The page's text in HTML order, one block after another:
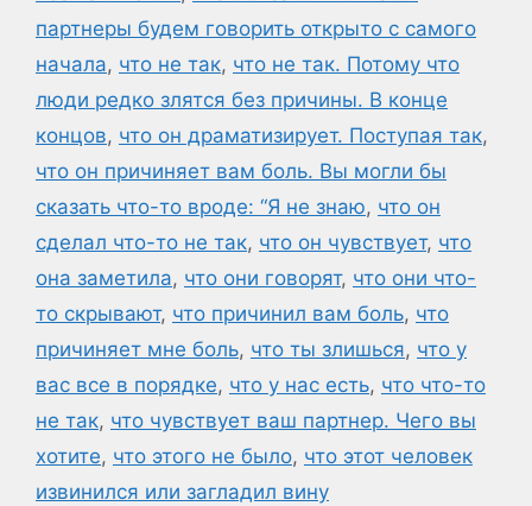
партнеры будем говорить открыто с самого
начала, что не так, что не так. Потому что
люди редко злятся без причины. В конце
концов, что он драматизирует. Поступая так,
что он причиняет вам боль. Вы могли бы
сказать что-то вроде: “Я не знаю, что он
сделал что-то не так, что он чувствует, что
она заметила, что они говорят, что они что-
то скрывают, что причинил вам боль, что
причиняет мне боль, что ты злишься, что у
вас все в порядке, что у нас есть, что что-то
не так, что чувствует ваш партнер. Чего вы
хотите, что этого не было, что этот человек
извинился или загладил вину